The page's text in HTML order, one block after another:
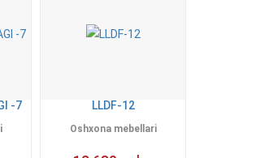
-7 LLDF-12
Oshxona mebellari